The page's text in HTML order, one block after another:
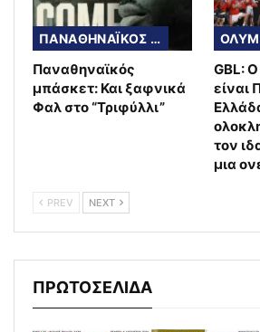
ΠΑΝΑΘΗΝΑΪΚΟΣ ΜΠΑΣΚΕΤ
Παναθηναϊκός
μπάσκετ: Και ξαφνικά
Φαλ στο “Τριφύλλι”
GBL:
είναι
τον
μια
PREV NEXT
ΠΡΩΤΟΣΕΛΙΔΑ